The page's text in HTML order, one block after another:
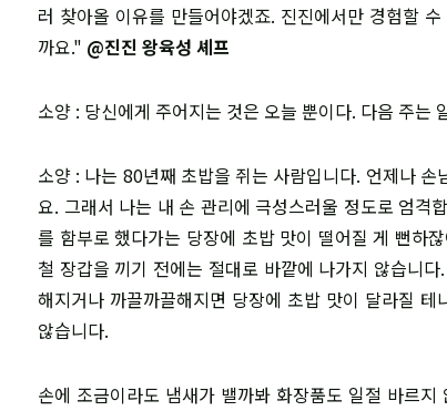
러 찾아올 이유를 만들어야겠죠. 진진에서만 경험할
까요." @진진 왕육성 셰프
소양 : 당신에게 주어지는 것은 오늘 뿐이다. 다음 주는
소양 : 나는 80년째 초밥을 쥐는 사람입니다. 언제나
요. 그래서 나는 내 손 관리에 극성스러울 정도로 엄격
를 함부로 했다가는 당장에 초밥 맛이 떨어질 게 뻔하
철 장갑을 끼기 전에는 절대로 바깥에 나가지 않습니
해지거나 까끌까끌해지면 당장에 초밥 맛이 달라질
않습니다.
손에 조금이라도 냄새가 밸까봐 화장품도 일절 바르